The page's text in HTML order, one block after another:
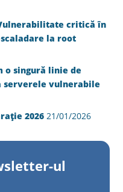
Vulnerabilitate critică în
la root
o singură linie de
serverele vulnerabile
2026 21/01/2026
ul